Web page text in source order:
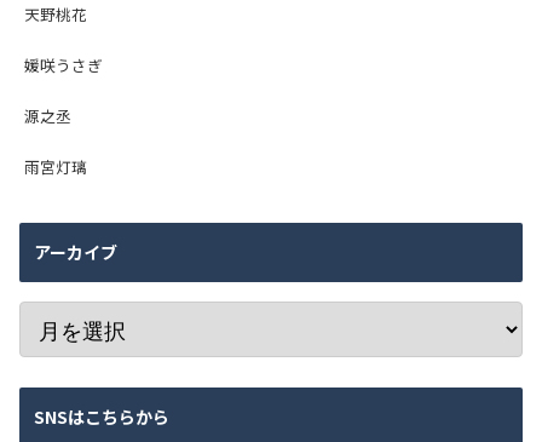
天野桃花
媛咲うさぎ
源之丞
雨宮灯璃
アーカイブ
SNSはこちらから